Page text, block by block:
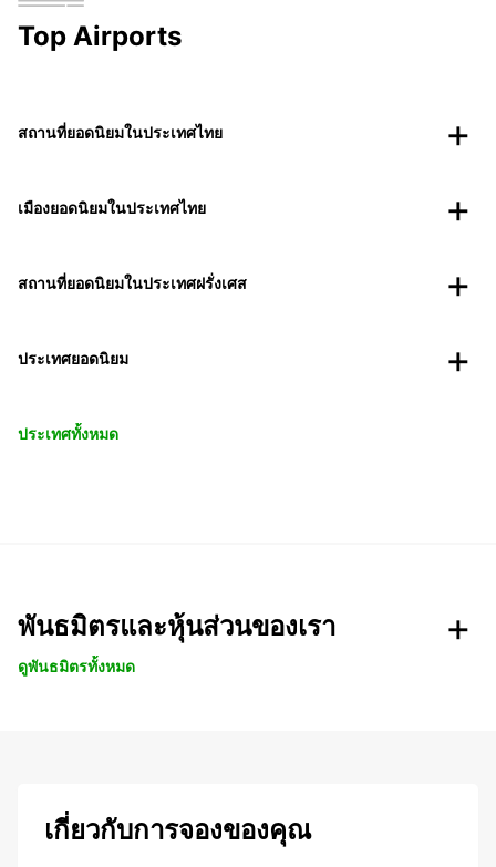
Top Airports
สถานที่ยอดนิยมในประเทศไทย
เมืองยอดนิยมในประเทศไทย
สถานที่ยอดนิยมในประเทศฝรั่งเศส
ประเทศยอดนิยม
ประเทศทั้งหมด
พันธมิตรและหุ้นส่วนของเรา
ดูพันธมิตรทั้งหมด
เกี่ยวกับการจองของคุณ